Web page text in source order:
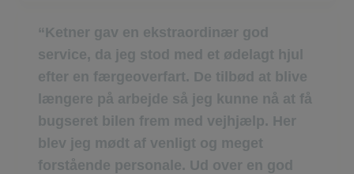
Ketner gav en ekstraordinær god
service, da jeg stod med et ødelagt hjul
efter en færgeoverfart. De tilbød at blive
længere på arbejde så jeg kunne nå at få
bugseret bilen frem med vejhjælp. Her
blev jeg mødt af venligt og meget
forstående personale. Ud over en god